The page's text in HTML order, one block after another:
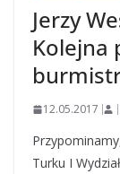
Jerzy
Kolejna
12.05.2017
Turku I